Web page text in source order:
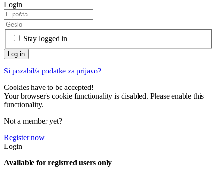
Login
Stay logged in
Si pozabil/a podatke za prijavo?
Cookies have to be accepted!
Your browser's cookie functionality is disabled. Please enable this
functionality.
Not a member yet?
Register now
Login
Available for registred users only